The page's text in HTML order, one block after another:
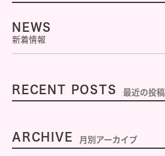
NEWS
新着情報
RECENT POSTS 最近の投稿
ARCHIVE 月別アーカイブ